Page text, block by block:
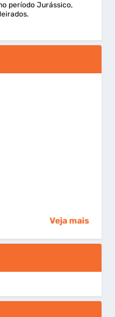
período Jurássico,
Veja mais